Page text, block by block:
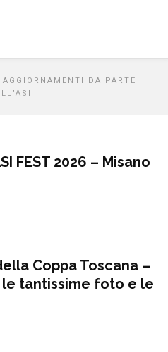
DA PARTE
FEST 2026 – Misano
Coppa Toscana –
le tantissime foto e le